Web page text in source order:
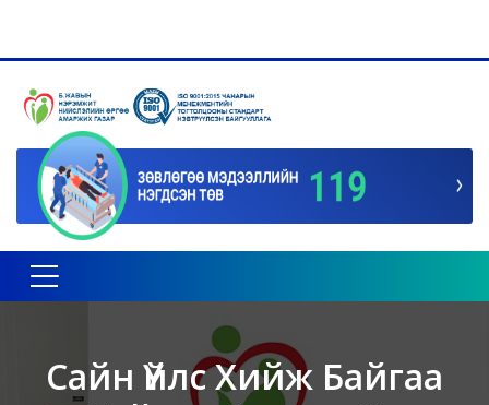
Toggle navigation
Сайн Үйлс Хийж Байгаа